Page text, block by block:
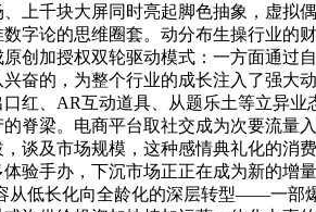
上千块大屏同时亮起脚色抽象，虚拟
字论的思维圈套。动分布生操行业的
创加授权双轮驱动模式：一方面通过
奋的，为整个行业的成长注入了强大
、AR互动道具、从题乐土等立异
梁。电商平台取社交成为次要流量
谈及市场规模，这种感情典礼化的消
验手办，下沉市场正正在成为新的增
从低长化向全龄化的深层转型——一